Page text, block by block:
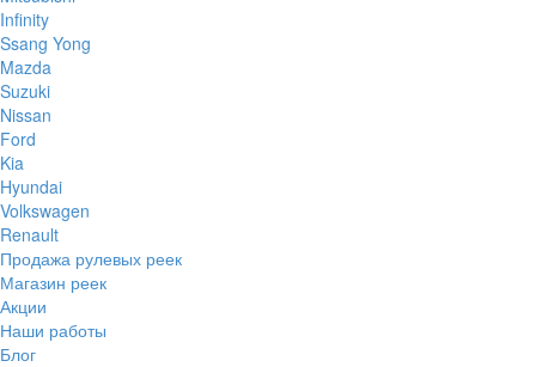
Infinity
Ssang Yong
Mazda
Suzuki
Nissan
Ford
Kia
Hyundai
Volkswagen
Renault
Продажа рулевых реек
Магазин реек
Акции
Наши работы
Блог